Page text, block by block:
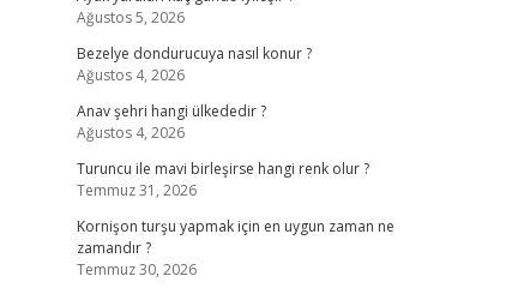
Ağustos 5, 2026
Bezelye dondurucuya nasıl konur ?
Ağustos 4, 2026
Anav şehri hangi ülkededir ?
Ağustos 4, 2026
Turuncu ile mavi birleşirse hangi renk olur ?
Temmuz 31, 2026
Kornişon turşu yapmak için en uygun zaman ne
zamandır ?
Temmuz 30, 2026